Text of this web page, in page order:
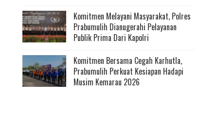
Komitmen Melayani Masyarakat, Polres
Prabumulih Dianugerahi Pelayanan
Publik Prima Dari Kapolri
Komitmen Bersama Cegah Karhutla,
Prabumulih Perkuat Kesiapan Hadapi
Musim Kemarau 2026